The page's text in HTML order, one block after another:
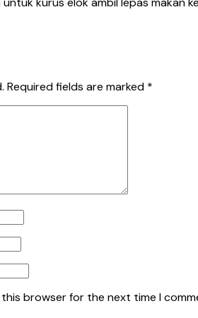
Required fields are marked *
this browser for the next time I